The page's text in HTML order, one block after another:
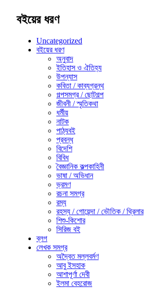
বইয়ের ধরণ
Uncategorized
বইয়ের ধরণ
অনুবাদ
ইতিহাস ও ঐতিহ্য
উপন্যাস
কবিতা / কাব্যগ্রন্থ
গল্পসমগ্র / ছোটগল্প
জীবনী / স্মৃতিকথা
ধর্মীয়
নাটক
পাঠ্যবই
প্রবন্ধ
বিদেশি
বিবিধ
বৈজ্ঞানিক কল্পকাহিনী
ভাষা / অভিধান
ভ্রমণ
রচনা সমগ্র
রম্য
রহস্য / গোয়েন্দা / ভৌতিক / থ্রিলার
শিশু-কিশোর
সিরিজ বই
ব্লগ
লেখক সমগ্র
অদ্বৈত মল্লবর্মণ
আবু ইসহাক
আশাপূর্ণা দেবী
ইলমা বেহরোজ